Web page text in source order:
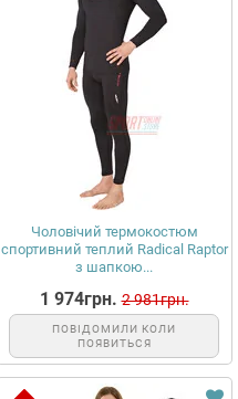
Чоловічий термокостюм
спортивний теплий Radical Raptor
з шапкою...
1 974грн. 2 981грн.
ПОВІДОМИЛИ КОЛИ
ПОЯВИТЬСЯ